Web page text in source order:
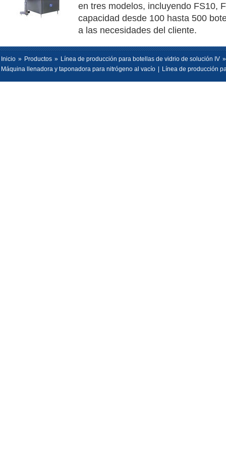
en tres modelos, incluyendo FS10,
capacidad desde 100 hasta 500
a las necesidades del cliente.
Inicio » Productos » Línea de producción para botellas de vidrio de solución IV
Máquina llenadora y taponadora para nitrógeno al vacío | Línea de producción